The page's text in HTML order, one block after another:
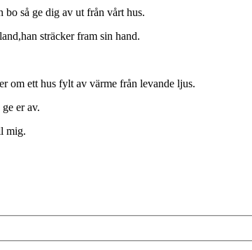
bo så ge dig av ut från vårt hus.
sträcker fram sin hand.
om ett hus fylt av värme från levande ljus.
er av.
mig.